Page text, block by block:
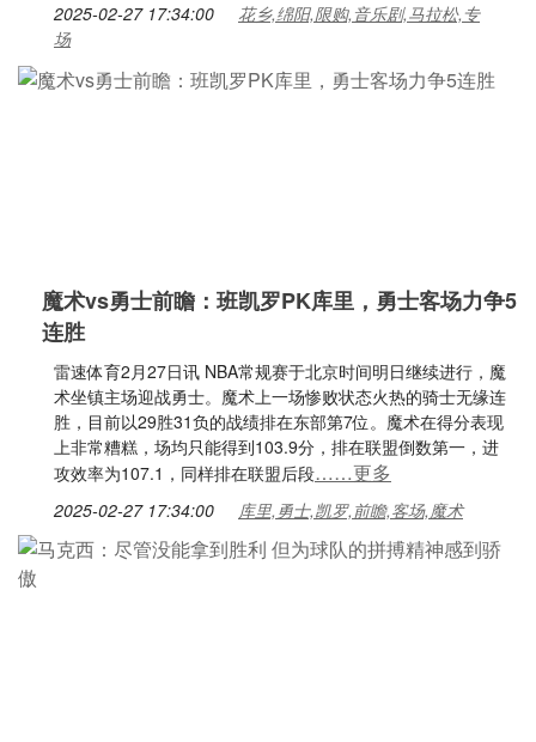
2025-02-27 17:34:00
花乡,绵阳,限购,音乐剧,马拉松,专
场
魔术vs勇士前瞻：班凯罗PK库里，勇士客场力争5
连胜
雷速体育2月27日讯 NBA常规赛于北京时间明日继续进行，魔
术坐镇主场迎战勇士。魔术上一场惨败状态火热的骑士无缘连
胜，目前以29胜31负的战绩排在东部第7位。魔术在得分表现
上非常糟糕，场均只能得到103.9分，排在联盟倒数第一，进
攻效率为107.1，同样排在联盟后段……更多
2025-02-27 17:34:00 库里,勇士,凯罗,前瞻,客场,魔术